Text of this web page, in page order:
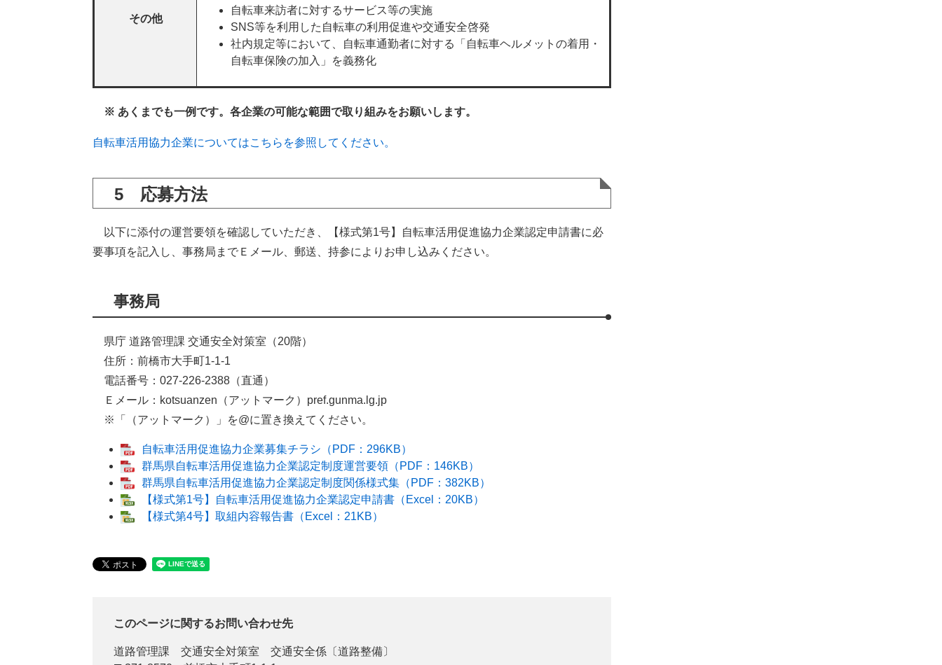
その他
自転車来訪者に対するサービス等の実施
SNS等を利用した自転車の利用促進や交通安全啓発
社内規定等において、自転車通勤者に対する「自転車ヘルメットの着用・
自転車保険の加入」を義務化
※ あくまでも一例です。各企業の可能な範囲で取り組みをお願いします。
自転車活用協力企業についてはこちらを参照してください。
5 応募方法
以下に添付の運営要領を確認していただき、【様式第1号】自転車活用促進協力企業認定申請書に必
要事項を記入し、事務局までＥメール、郵送、持参によりお申し込みください。
事務局
県庁 道路管理課 交通安全対策室（20階）
住所：前橋市大手町1-1-1
電話番号：027-226-2388（直通）
Ｅメール：kotsuanzen（アットマーク）pref.gunma.lg.jp
​ ※「（アットマーク）」を@に置き換えてください。
自転車活用促進協力企業募集チラシ（PDF：296KB）
群馬県自転車活用促進協力企業認定制度運営要領（PDF：146KB）
群馬県自転車活用促進協力企業認定制度関係様式集（PDF：382KB）
【様式第1号】自転車活用促進協力企業認定申請書（Excel：20KB）
【様式第4号】取組内容報告書（Excel：21KB）
このページに関するお問い合わせ先
道路管理課
交通安全対策室 交通安全係〔道路整備〕